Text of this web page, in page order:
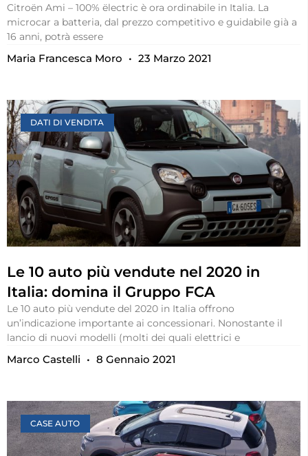
Citroën Ami – 100% ëlectric è ora ordinabile in Italia. La
microcar a batteria, dal prezzo competitivo e guidabile già a
16 anni, potrà essere
Maria Francesca Moro 23 Marzo 2021
DATI DI VENDITA
Le 10 auto più vendute nel 2020 in
Italia: domina il Gruppo FCA
Le 10 auto più vendute del 2020 in Italia offrono
un’indicazione importante ai concessionari. Nonostante il
lancio di nuovi modelli (molti dei quali elettrici e
Marco Castelli 8 Gennaio 2021
CASE AUTO